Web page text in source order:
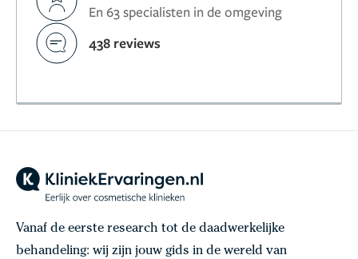
En 63 specialisten in de omgeving
438 reviews
Vanaf de eerste research tot de daadwerkelijke
behandeling: wij zijn jouw gids in de wereld van